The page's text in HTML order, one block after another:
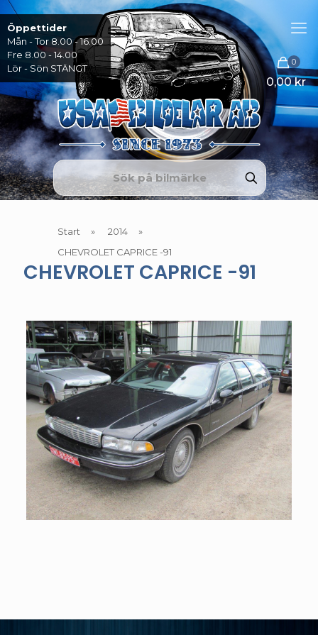
0
0,00 kr
Öppettider
Mån - Tor 8.00 - 16.00
Fre 8.00 - 14.00
Lör - Sön STÄNGT
Start » 2014
»
CHEVROLET CAPRICE -91
CHEVROLET CAPRICE -91